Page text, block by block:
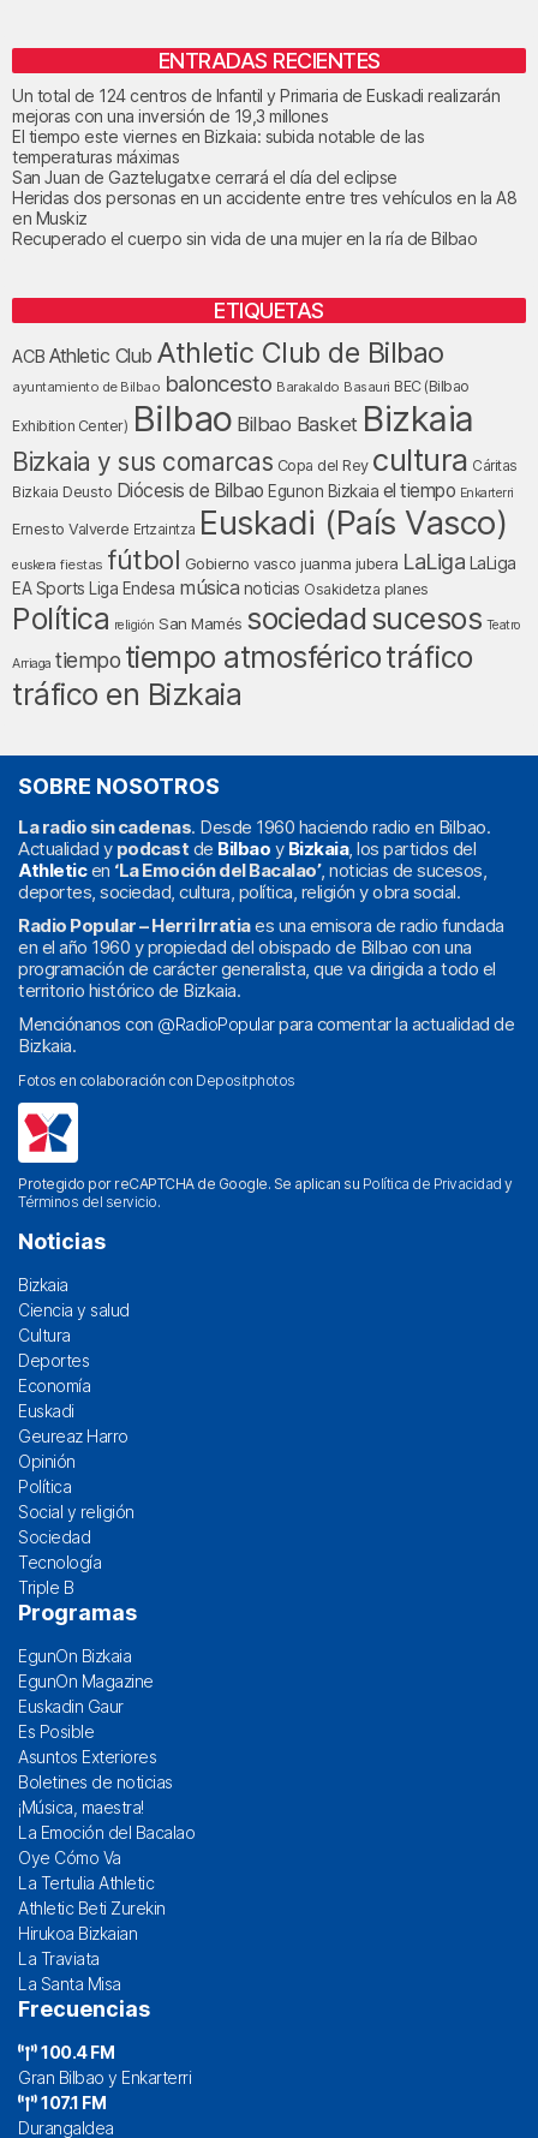
ENTRADAS RECIENTES
Un total de 124 centros de Infantil y Primaria de Euskadi realizarán
mejoras con una inversión de 19,3 millones
El tiempo este viernes en Bizkaia: subida notable de las
temperaturas máximas
San Juan de Gaztelugatxe cerrará el día del eclipse
Heridas dos personas en un accidente entre tres vehículos en la A8
en Muskiz
Recuperado el cuerpo sin vida de una mujer en la ría de Bilbao
ETIQUETAS
ACB Athletic Club Athletic Club de Bilbao
ayuntamiento de Bilbao baloncesto Barakaldo Basauri BEC (Bilbao
Exhibition Center) Bilbao Bilbao Basket Bizkaia
Bizkaia y sus comarcas Copa del Rey cultura Cáritas
Bizkaia Deusto Diócesis de Bilbao Egunon Bizkaia el tiempo Enkarterri
Ernesto Valverde Ertzaintza Euskadi (País Vasco)
euskera fiestas fútbol Gobierno vasco juanma jubera LaLiga LaLiga
EA Sports
Liga Endesa música noticias Osakidetza planes
Política religión San Mamés sociedad sucesos Teatro
Arriaga tiempo tiempo atmosféricotráfico
tráfico en Bizkaia
SOBRE NOSOTROS
La radio sin cadenas. Desde 1960 haciendo radio en Bilbao.
Actualidad y podcast de Bilbao y Bizkaia, los partidos del
Athleticen ‘La Emoción del Bacalao’, noticias de sucesos,
deportes, sociedad, cultura, política, religión y obra social.
Radio Popular – Herri Irratiaes una emisora de radio fundada
en el año 1960 y propiedad del obispado de Bilbao con una
programación de carácter generalista, que va dirigida a todo el
territorio histórico de Bizkaia.
Menciónanos con @RadioPopularpara comentar la actualidad de
Bizkaia.
Fotos en colaboración con Depositphotos
Protegido por reCAPTCHA de Google. Se aplican su Política de Privacidad y
Términos del servicio.
Noticias
Bizkaia
Ciencia y salud
Cultura
Deportes
Economía
Euskadi
Geureaz Harro
Opinión
Política
Social y religión
Sociedad
Tecnología
Triple B
Programas
EgunOn Bizkaia
EgunOn Magazine
Euskadin Gaur
Es Posible
Asuntos Exteriores
Boletines de noticias
¡Música, maestra!
La Emoción del Bacalao
Oye Cómo Va
La Tertulia Athletic
Athletic Beti Zurekin
Hirukoa Bizkaian
La Traviata
La Santa Misa
Frecuencias
100.4 FM
Gran Bilbao y Enkarterri
107.1 FM
Durangaldea